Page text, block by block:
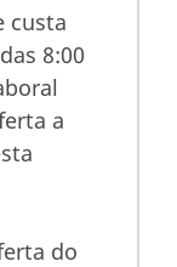
custa
8:00
a
do